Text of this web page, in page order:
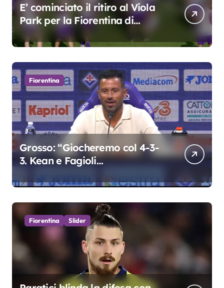
E’ cominciato il ritiro al Viola
Park per la Fiorentina di
Grosso
Fiorentina
Grosso: “Giocheremo col 4-3-
3. Kean e Fagioli
colpo”
Fiorentina Slider